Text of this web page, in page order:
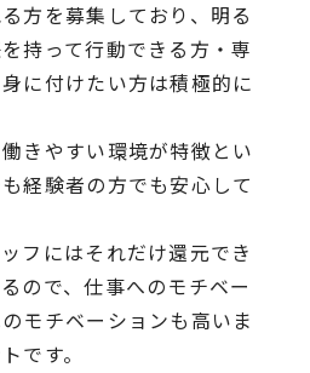
方を募集しており、明る
持って行動できる方・専
に付けたい方は積極的に
きやすい環境が特徴とい
経験者の方でも安心して
フにはそれだけ還元でき
ので、仕事へのモチベー
モチベーションも高いま
です。